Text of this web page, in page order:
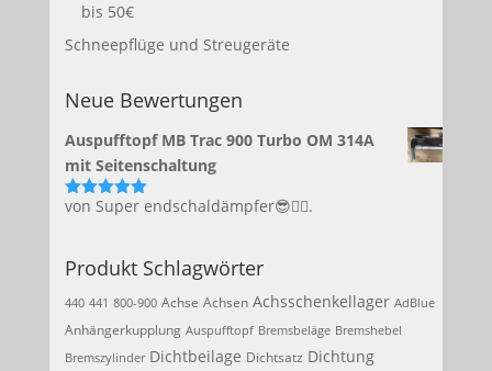
bis 50€
Schneepflüge und Streugeräte
Neue Bewertungen
Auspufftopf MB Trac 900 Turbo OM 314A
mit Seitenschaltung
Bewertet
von Super endschaldämpfer😎👍🏻.
Produkt Schlagwörter
440 441 800-900 Achse Achsen Achsschenkellager AdBlue
Anhängerkupplung Auspufftopf Bremsbeläge Bremshebel
Bremszylinder Dichtbeilage Dichtsatz Dichtung